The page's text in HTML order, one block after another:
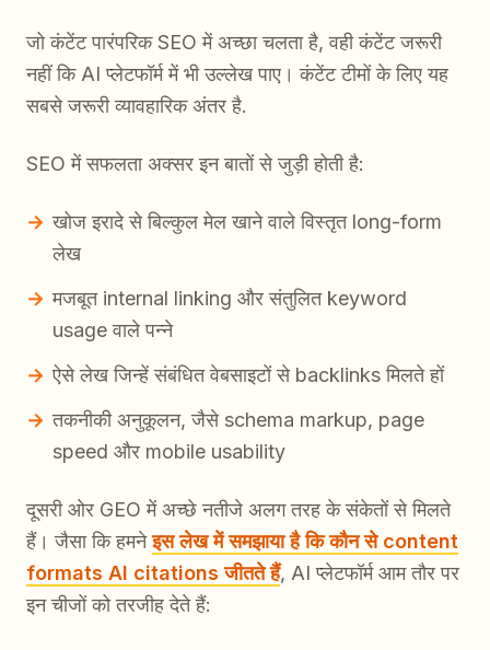
जो कंटेंट पारंपरिक SEO में अच्छा चलता है, वही कंटेंट जरूरी
नहीं कि AI प्लेटफॉर्म में भी उल्लेख पाए। कंटेंट टीमों के लिए यह
सबसे जरूरी व्यावहारिक अंतर है.
SEO में सफलता अक्सर इन बातों से जुड़ी होती है:
खोज इरादे से बिल्कुल मेल खाने वाले विस्तृत long-form
लेख
मजबूत internal linking और संतुलित keyword
usage वाले पन्ने
ऐसे लेख जिन्हें संबंधित वेबसाइटों से backlinks मिलते हों
तकनीकी अनुकूलन, जैसे schema markup, page
speed और mobile usability
दूसरी ओर GEO में अच्छे नतीजे अलग तरह के संकेतों से मिलते
हैं। जैसा कि हमनेइस लेख में समझाया है कि कौन से content
formats AI citations जीतते हैं, AI प्लेटफॉर्म आम तौर पर
इन चीजों को तरजीह देते हैं: